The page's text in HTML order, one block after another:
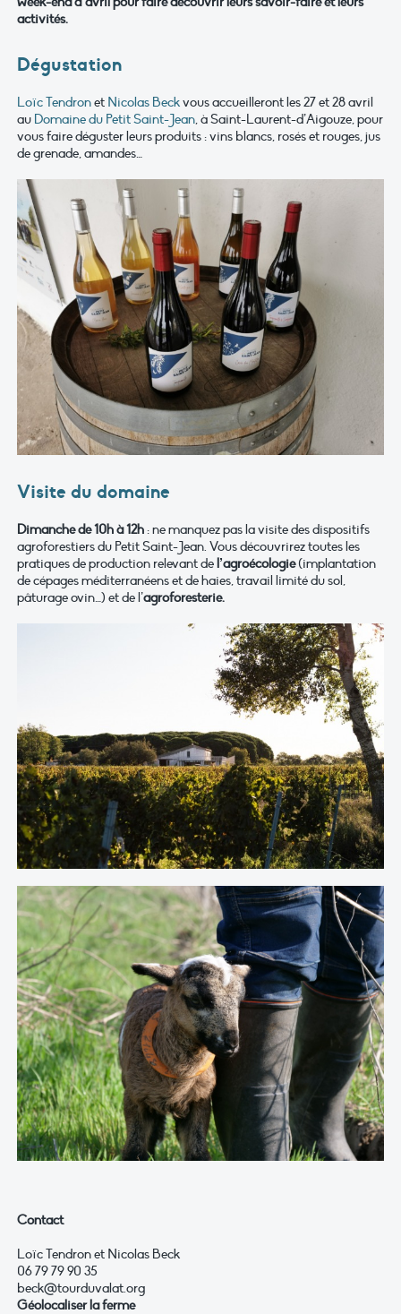
activités.
Dégustation
Loïc Tendronet Nicolas Beckvous accueilleront les 27 et 28 avril
au Domaine du Petit Saint-Jean, à Saint-Laurent-d’Aigouze, pour
vous faire déguster leurs produits : vins blancs, rosés et rouges, jus
de grenade, amandes…
Visite du domaine
Dimanche de 10h à 12h : ne manquez pas la visite des dispositifs
agroforestiers du Petit Saint-Jean. Vous découvrirez toutes les
pratiques de production relevant de l’agroécologie(implantation
de cépages méditerranéens et de haies, travail limité du sol,
pâturage ovin…) et de l’agroforesterie.
Contact
Loïc Tendron et Nicolas Beck
06 79 79 90 35
beck@tourduvalat.org
Géolocaliser la ferme